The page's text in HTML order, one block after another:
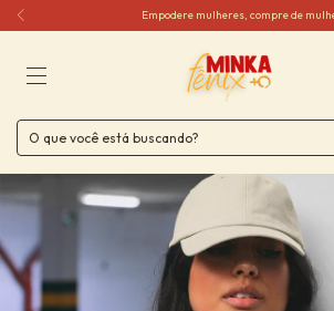
Empodere mulheres, compre de